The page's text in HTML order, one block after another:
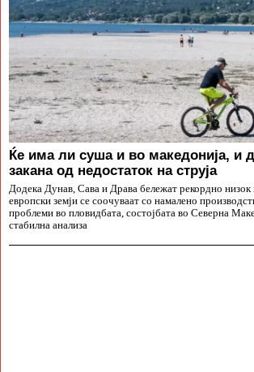
Ќе има ли суша и во македонија, и
закана од недостаток на струја
Додека Дунав, Сава и Драва бележат рекордно низок
европски земји се соочуваат со намалено
проблеми во пловидбата, состојбата во Северна
стабилна анализа